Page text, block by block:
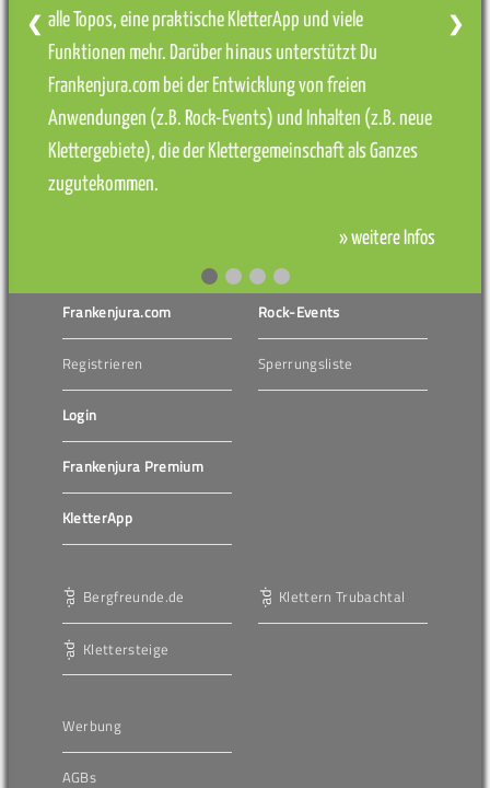
alle Topos, eine praktische KletterApp und viele
Funktionen mehr. Darüber hinaus unterstützt Du
Frankenjura.com bei der Entwicklung von freien
Anwendungen (z.B. Rock-Events) und Inhalten (z.B. neue
Klettergebiete), die der Klettergemeinschaft als Ganzes
zugutekommen.
» weitere Infos
❮ ❯
Frankenjura.com
Registrieren
Login
Frankenjura Premium
KletterApp
Rock-Events
Sperrungsliste
Bergfreunde.de
Klettersteige
Klettern Trubachtal
Werbung
AGBs